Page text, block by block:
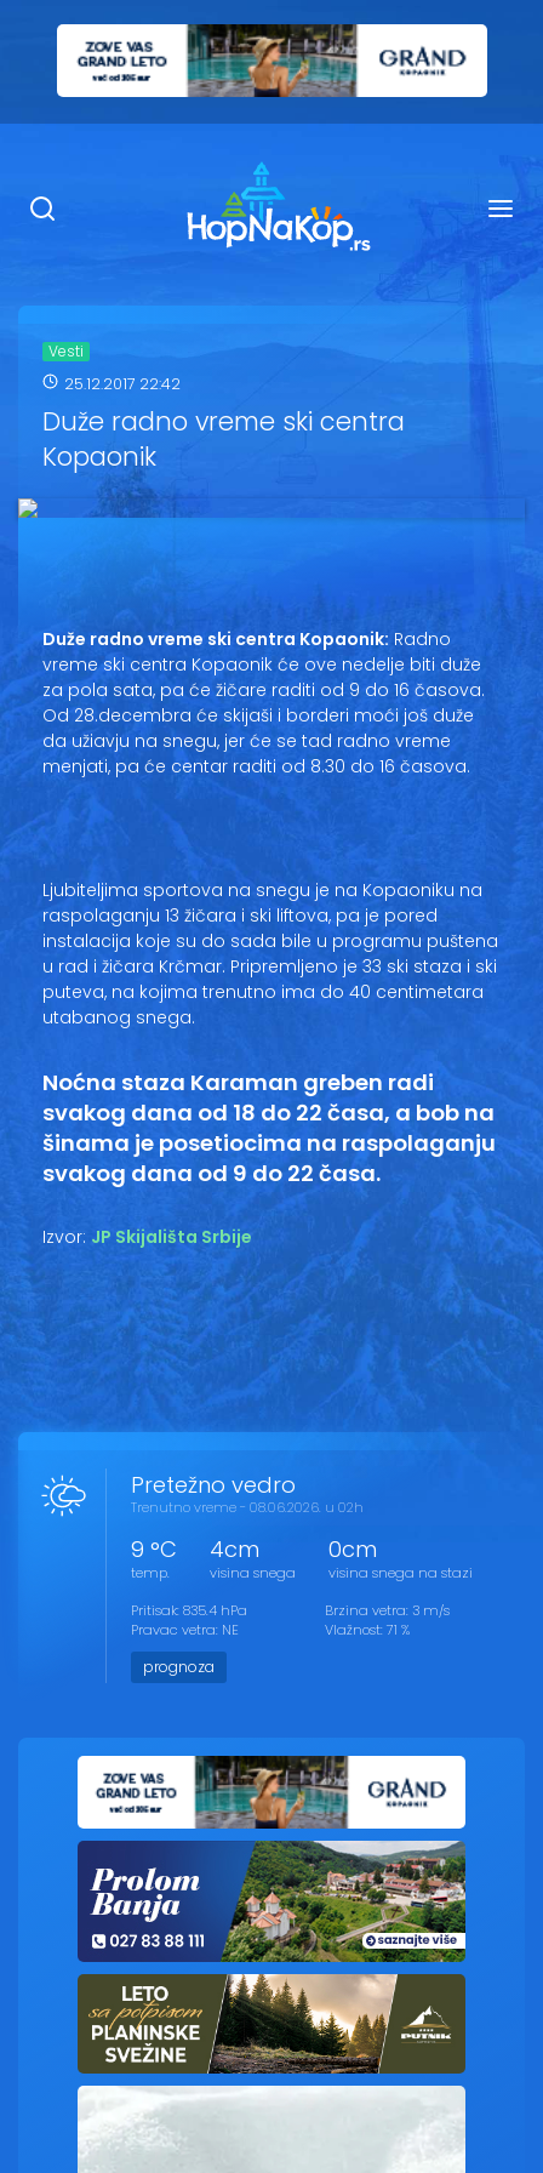
Ugostiteljstvo
Kop Info
Oglasi
Galerija
Copyright© 2020
Vesti
25.12.2017 22:42
Duže radno vreme ski centra
Kopaonik
Duže radno vreme ski centra Kopaonik: Radno
vreme ski centra Kopaonik će ove nedelje biti duže
za pola sata, pa će žičare raditi od 9 do 16 časova.
Od 28.decembra će skijaši i borderi moći još duže
da užiavju na snegu, jer će se tad radno vreme
menjati, pa će centar raditi od 8.30 do 16 časova.
Ljubiteljima sportova na snegu je na Kopaoniku na
raspolaganju 13 žičara i ski liftova, pa je pored
instalacija koje su do sada bile u programu puštena
u rad i žičara Krčmar. Pripremljeno je 33 ski staza i ski
puteva, na kojima trenutno ima do 40 centimetara
utabanog snega.
Noćna staza Karaman greben radi
svakog dana od 18 do 22 časa, a bob na
šinama je posetiocima na raspolaganju
svakog dana od 9 do 22 časa.
Izvor: JP Skijališta Srbije
Pretežno vedro
Trenutno vreme - 08.06.2026. u 02h
9 °C
temp.
4cm
visina snega
0cm
visina snega na stazi
Pritisak: 835.4 hPa
Pravac vetra: NE
Brzina vetra: 3 m/s
Vlažnost: 71 %
prognoza